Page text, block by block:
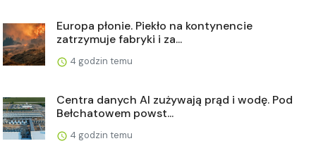
Europa płonie. Piekło na kontynencie
zatrzymuje fabryki i za...
4 godzin temu
Centra danych AI zużywają prąd i wodę. Pod
Bełchatowem powst...
4 godzin temu